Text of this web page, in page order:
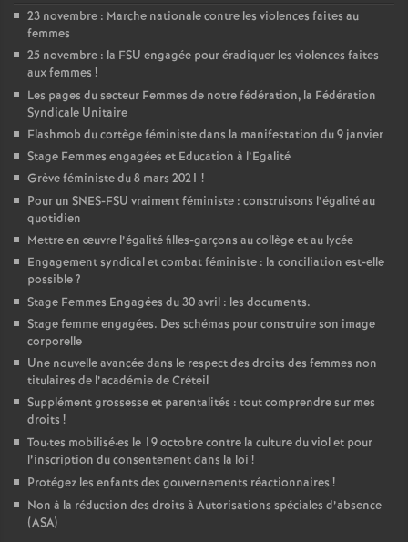
23 novembre : Marche nationale contre les violences faites au
femmes
25 novembre : la FSU engagée pour éradiquer les violences faites
aux femmes !
Les pages du secteur Femmes de notre fédération, la Fédération
Syndicale Unitaire
Flashmob du cortège féministe dans la manifestation du 9 janvier
Stage Femmes engagées et Education à l’Egalité
Grève féministe du 8 mars 2021 !
Pour un SNES-FSU vraiment féministe : construisons l’égalité au
quotidien
Mettre en œuvre l’égalité filles-garçons au collège et au lycée
Engagement syndical et combat féministe : la conciliation est-elle
possible?
Stage Femmes Engagées du 30 avril : les documents.
Stage femme engagées. Des schémas pour construire son image
corporelle
Une nouvelle avancée dans le respect des droits des femmes non
titulaires de l’académie de Créteil
Supplément grossesse et parentalités : tout comprendre sur mes
droits !
Tou·tes mobilisé·es le 19 octobre contre la culture du viol et pour
l’inscription du consentement dans la loi !
Protégez les enfants des gouvernements réactionnaires !
Non à la réduction des droits à Autorisations spéciales d’absence
(ASA)